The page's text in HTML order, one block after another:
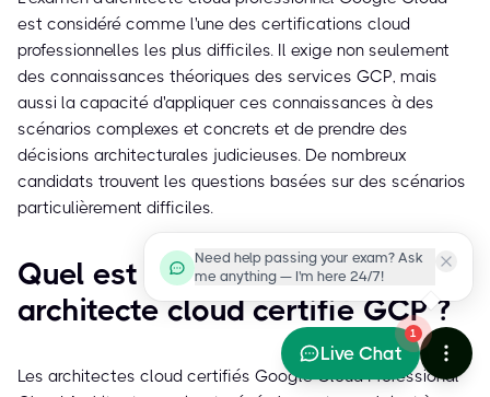
est considéré comme l'une des certifications cloud
professionnelles les plus difficiles. Il exige non seulement
des connaissances théoriques des services GCP, mais
aussi la capacité d'appliquer ces connaissances à des
scénarios complexes et concrets et de prendre des
décisions architecturales judicieuses. De nombreux
candidats trouvent les questions basées sur des scénarios
particulièrement difficiles.
Quel est le salaire moyen d'un
architecte cloud certifié GCP ?
Les architectes cloud certifiés Google Cloud Professional
Need help passing your exam? Ask
me anything — I'm here 24/7!
1
Live Chat